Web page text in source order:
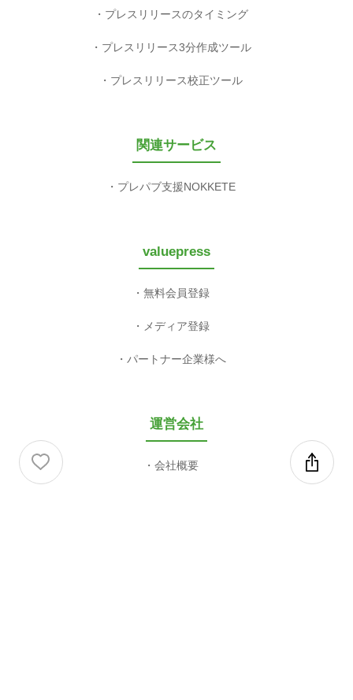
プレスリリースのタイミング
プレスリリース3分作成ツール
プレスリリース校正ツール
関連サービス
プレパブ支援NOKKETE
valuepress
無料会員登録
メディア登録
パートナー企業様へ
運営会社
会社概要